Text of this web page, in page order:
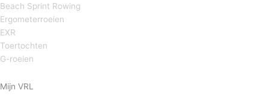
Beach Sprint Rowing
Ergometerroeien
EXR
Toertochten
G-roeien
Mijn VRL